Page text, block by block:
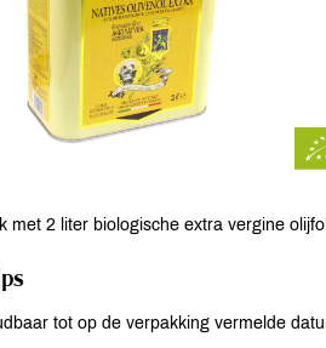
met 2 liter biologische extra vergine
tot op de verpakking vermelde